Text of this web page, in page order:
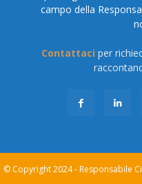
campo della
Contattaci per
© Copyright 2024 - Responsabile